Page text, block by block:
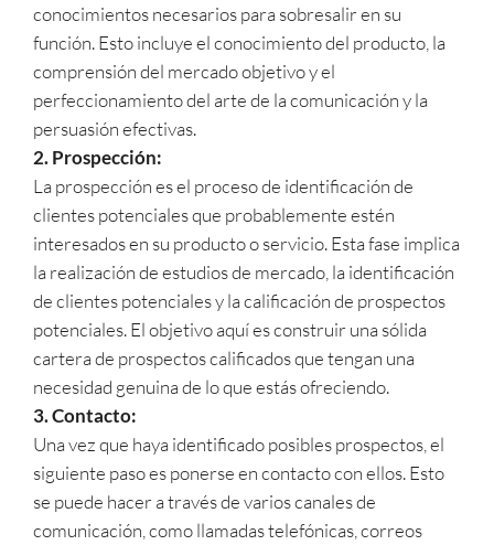
conocimientos necesarios para sobresalir en su
función. Esto incluye el conocimiento del producto, la
comprensión del mercado objetivo y el
perfeccionamiento del arte de la comunicación y la
persuasión efectivas.
2. Prospección:
La prospección es el proceso de identificación de
clientes potenciales que probablemente estén
interesados en su producto o servicio. Esta fase implica
la realización de estudios de mercado, la identificación
de clientes potenciales y la calificación de prospectos
potenciales. El objetivo aquí es construir una sólida
cartera de prospectos calificados que tengan una
necesidad genuina de lo que estás ofreciendo.
3. Contacto:
Una vez que haya identificado posibles prospectos, el
siguiente paso es ponerse en contacto con ellos. Esto
se puede hacer a través de varios canales de
comunicación, como llamadas telefónicas, correos